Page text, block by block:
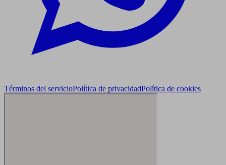
Términos del servicioPolítica de privacidadPolítica de cookies